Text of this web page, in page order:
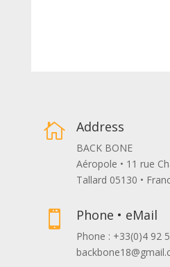
 Address
BACK BONE
Aéropole • 11 rue
Tallard 05130 •
 Phone • eMail
Phone : +33(0)4 92